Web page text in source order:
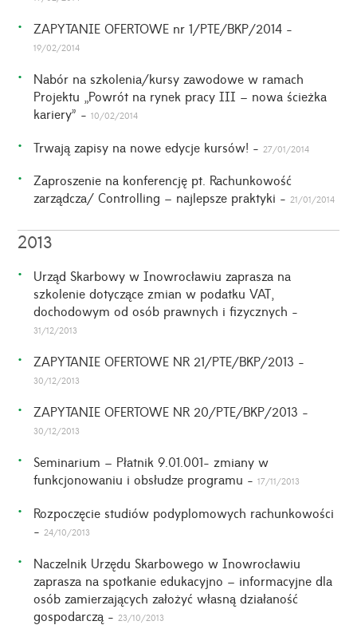
ZAPYTANIE OFERTOWE nr 1/PTE/BKP/2014 -
19/02/2014
Nabór na szkolenia/kursy zawodowe w ramach
Projektu „Powrót na rynek pracy III – nowa ścieżka
kariery” -10/02/2014
Trwają zapisy na nowe edycje kursów! - 27/01/2014
Zaproszenie na konferencję pt. Rachunkowość
zarządcza/ Controlling – najlepsze praktyki - 21/01/2014
2013
Urząd Skarbowy w Inowrocławiu zaprasza na
szkolenie dotyczące zmian w podatku VAT,
dochodowym od osób prawnych i fizycznych -
31/12/2013
ZAPYTANIE OFERTOWE NR 21/PTE/BKP/2013 -
30/12/2013
ZAPYTANIE OFERTOWE NR 20/PTE/BKP/2013 -
30/12/2013
Seminarium – Płatnik 9.01.001- zmiany w
funkcjonowaniu i obsłudze programu -17/11/2013
Rozpoczęcie studiów podyplomowych rachunkowości
- 24/10/2013
Naczelnik Urzędu Skarbowego w Inowrocławiu
zaprasza na spotkanie edukacyjno – informacyjne dla
osób zamierzających założyć własną działaność
gospodarczą - 23/10/2013